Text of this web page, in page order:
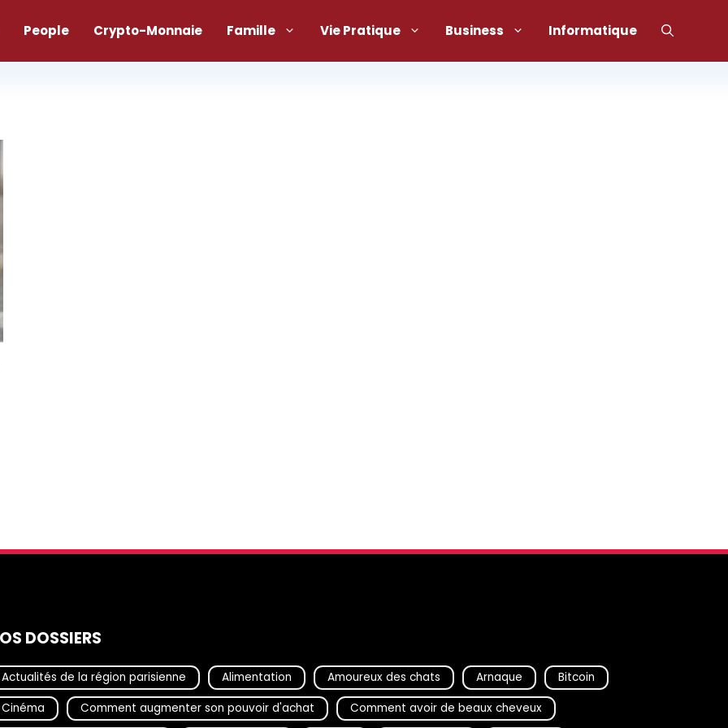
People Crypto-Monnaie Famille Vie Pratique Business Informatique
DOSSIERS
Actualités de la région parisienne Alimentation Amoureux des chats Arnaque
Bitcoin
Cinéma
Comment augmenter son pouvoir d'achat Comment avoir de beaux cheveux